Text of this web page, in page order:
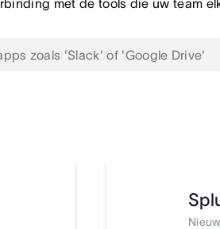
met de tools die uw team